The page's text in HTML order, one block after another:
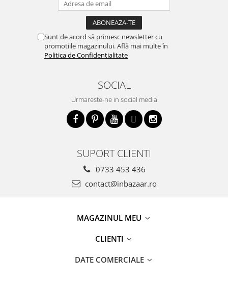
Sunt de acord să primesc newsletter cu
promotiile magazinului. Află mai multe în
Politica de Confidentialitate
SOCIAL
Urmareste-ne in social media
SUPORT CLIENTI
0733 453 436
contact@inbazaar.ro
MAGAZINUL MEU
CLIENTI
DATE COMERCIALE